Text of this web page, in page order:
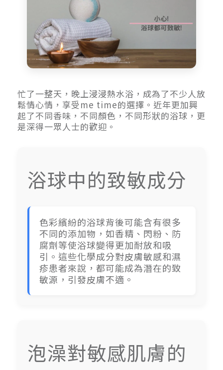
忙了一整天，晚上浸浸熱水浴，成為了不少人放
鬆情心情，享受me time的選擇。近年更加興
起了不同香味，不同顏色，不同形狀的浴球，更
是深得一眾人士的歡迎。
浴球中的致敏成分
色彩繽紛的浴球背後可能含有很多
不同的添加物，如香精、閃粉、防
腐劑等使浴球變得更加耐放和吸
引。這些化學成分對皮膚敏感和濕
疹患者來說，都可能成為潛在的致
敏源，引發皮膚不適。
泡澡對敏感肌膚的